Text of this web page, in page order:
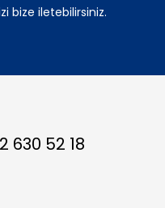
bize iletebilirsiniz.
630 52 18